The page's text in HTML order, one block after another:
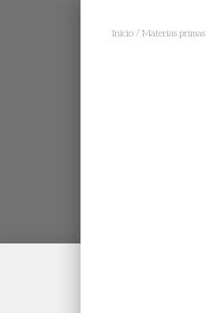
Inicio / Materias primas